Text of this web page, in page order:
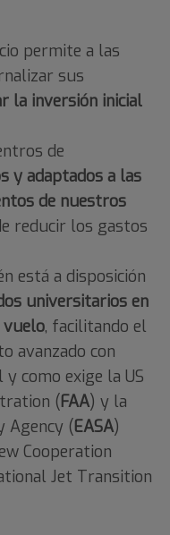
permite a las
sus
la inversión inicial
de
y adaptados a las
de nuestros
reducir los gastos
está a disposición
universitarios en
vuelo, facilitando el
avanzado con
como exige la US
(FAA) y la
Agency (EASA)
Cooperation
Jet Transition